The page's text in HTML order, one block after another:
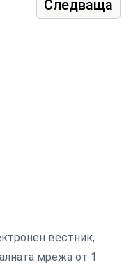
Следваща
вестник,
мрежа от 1